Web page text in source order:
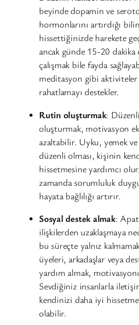
beyinde dopamin ve
hormonlarını artırdığı
hissettiğinizde harekete
ancak günde 15-20 dakika
çalışmak bile fayda
meditasyon gibi
rahatlamayı destekler.
Rutin oluşturmak:
oluşturmak, motivasyon
azaltabilir. Uyku, yemek
düzenli olması, kişinin
hissetmesine yardımcı
zamanda sorumluluk
hayata bağlılığı artırır.
Sosyal destek almak:
ilişkilerden uzaklaşmaya
bu süreçte yalnız
üyeleri, arkadaşlar veya
yardım almak,
Sevdiğiniz insanlarla
kendinizi daha iyi
olabilir.